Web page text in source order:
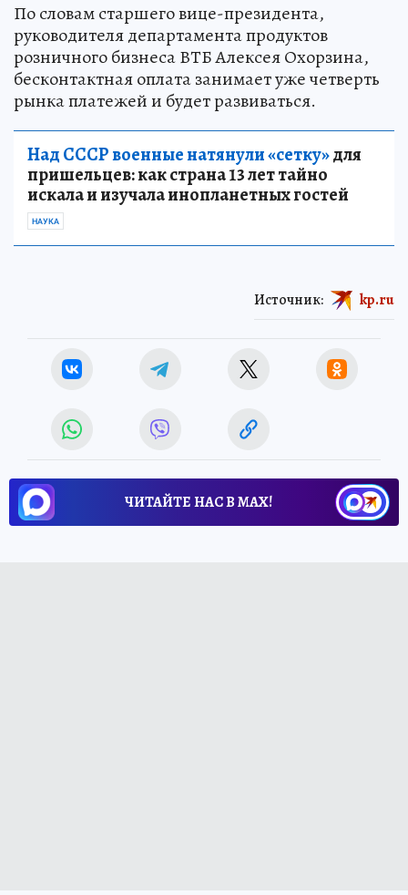
По словам старшего вице-президента,
руководителя департамента продуктов
розничного бизнеса ВТБ Алексея Охорзина,
бесконтактная оплата занимает уже четверть
рынка платежей и будет развиваться.
Над СССР военные натянули «сетку»для
пришельцев: как страна 13 лет тайно
искала и изучала инопланетных гостей
НАУКА
Источник: kp.ru
ЧИТАЙТЕ НАС В МАХ!